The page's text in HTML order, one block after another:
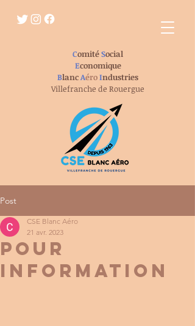
ComitéSocial
Economique
BlancAéroIndustries
Villefranche de Rouergue
Post
Pour
information
CSE Blanc Aéro
21 avr. 2023